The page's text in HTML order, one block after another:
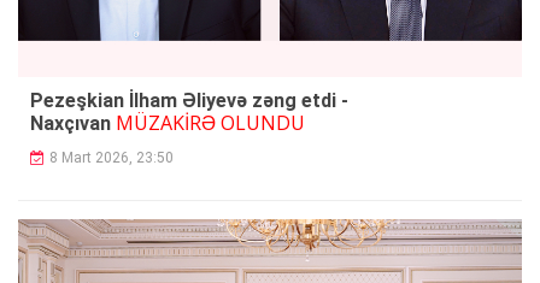
Pezeşkian İlham Əliyevə zəng etdi -
Naxçıvan MÜZAKİRƏ OLUNDU
8 Mart 2026, 23:50